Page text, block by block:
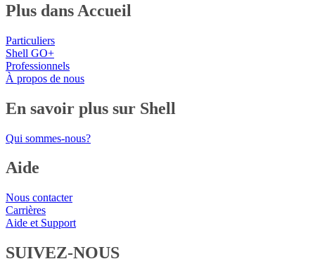
Plus dans Accueil
Particuliers
Shell GO+
Professionnels
À propos de nous
En savoir plus sur Shell
Qui sommes-nous?
Aide
Nous contacter
Carrières
Aide et Support
SUIVEZ-NOUS